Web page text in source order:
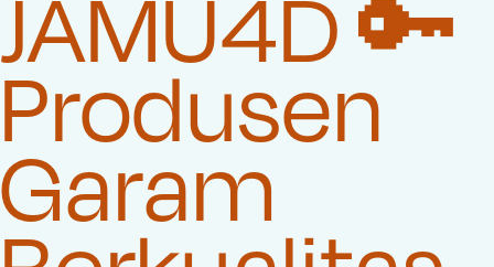
JAMU4D 🔑
Produsen
Garam